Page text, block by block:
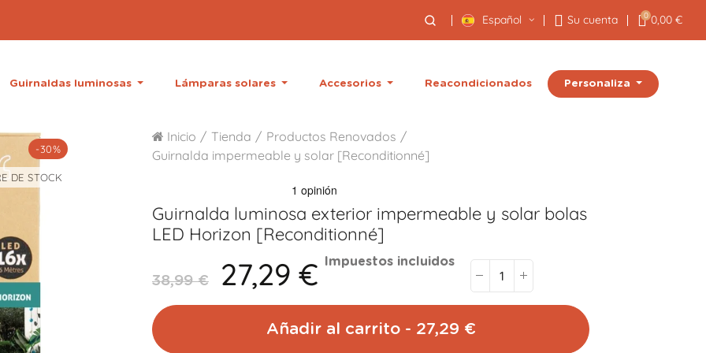
Español Su cuenta 0 0,00 €
Guirnaldas luminosas Lámparas solares Accesorios Reacondicionados Personaliza
-30%
DE STOCK
Inicio Tienda
Productos Renovados
Guirnalda impermeable y solar [Reconditionné]
Guirnalda luminosa exterior impermeable y solar bolas
LED Horizon [Reconditionné]
38,99 € 27,29 € Impuestos incluidos
Añadir al carrito - 27,29 €